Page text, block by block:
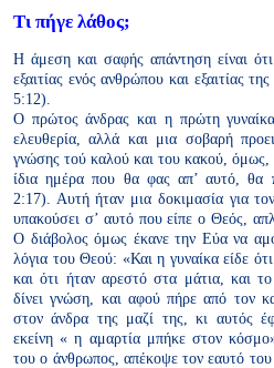
Τι πήγε λάθος;
Η άμεση και σαφής απάντηση είναι
εξαιτίας ενός ανθρώπου και εξαιτίας
5:12).
Ο πρώτος άνδρας και η πρώτη
ελευθερία, αλλά και μια σοβαρή
γνώσης τού καλού και του κακού, όμως,
ίδια ημέρα που θα φας απ’ αυτό, θα
2:17). Αυτή ήταν μια δοκιμασία για
υπακούσει σ’ αυτό που είπε ο Θεός,
Ο διάβολος όμως έκανε την Εύα να
λόγια του Θεού: «Και η γυναίκα είδε
και ότι ήταν αρεστό στα μάτια, και
δίνει γνώση, και αφού πήρε από τον
στον άνδρα της μαζί της, κι αυτός
εκείνη « η αμαρτία μπήκε στον
του ο άνθρωπος, απέκοψε τον εαυτό